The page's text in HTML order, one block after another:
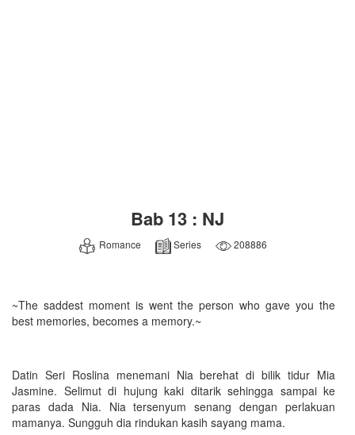
Bab 13 : NJ
Romance Series 208886
~The saddest moment is went the person who gave you the
best memories, becomes a memory.~
Datin Seri Roslina menemani Nia berehat di bilik tidur Mia
Jasmine. Selimut di hujung kaki ditarik sehingga sampai ke
paras dada Nia. Nia tersenyum senang dengan perlakuan
mamanya. Sungguh dia rindukan kasih sayang mama.